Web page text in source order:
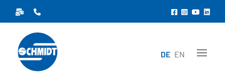
DE EN